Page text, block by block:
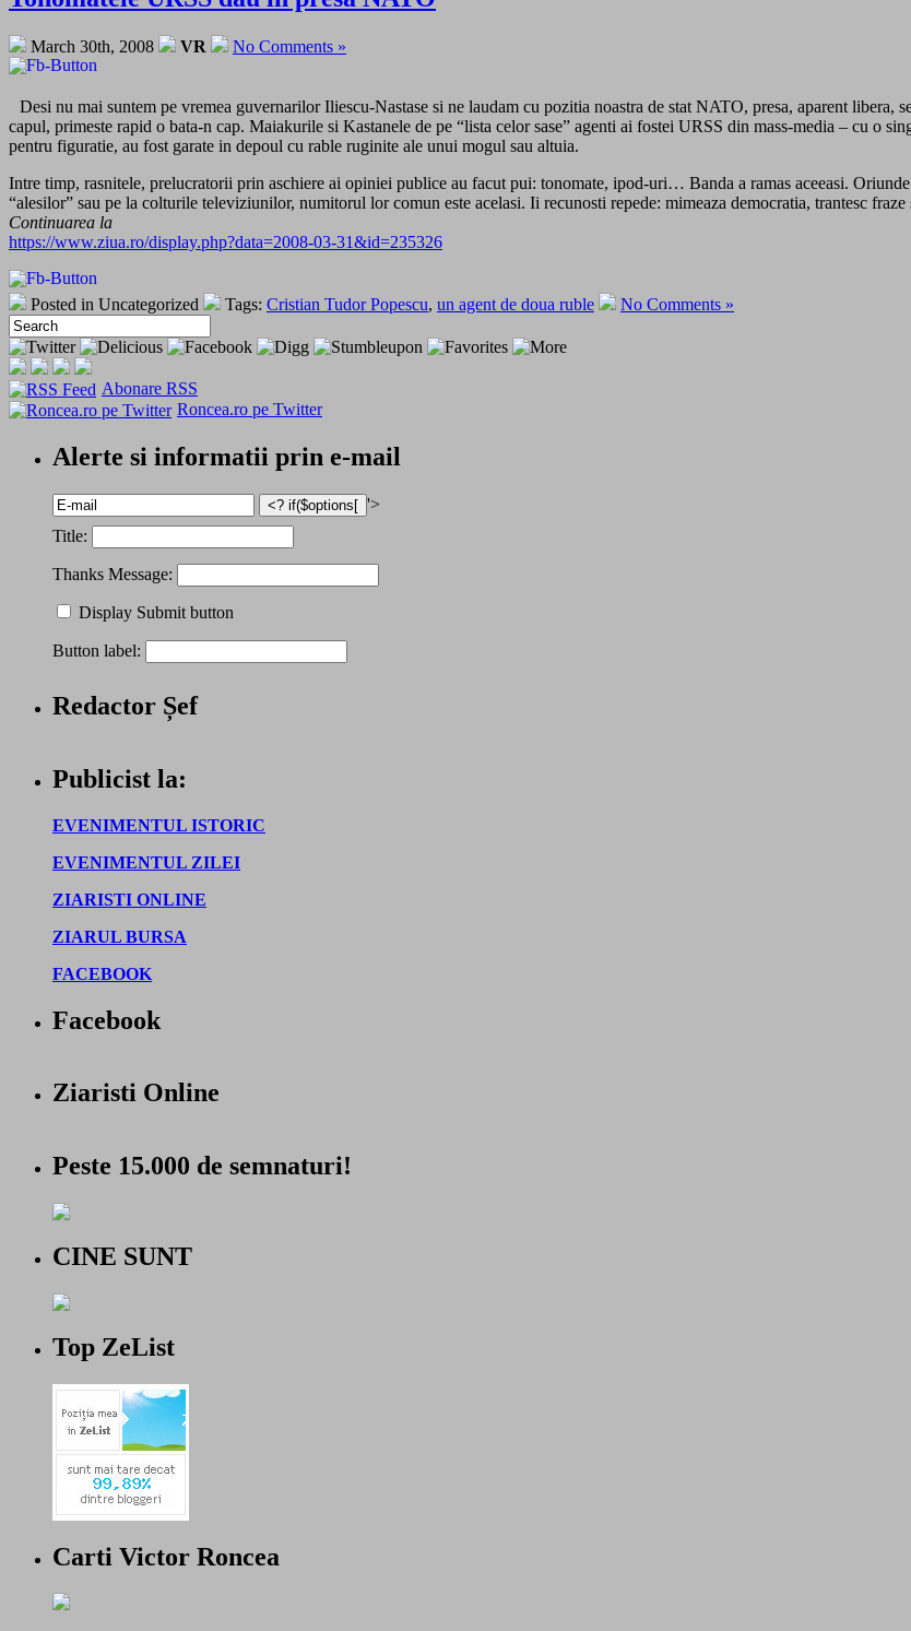
March 30th, 2008 VR No Comments »
Desi nu mai suntem pe vremea guvernarilor Iliescu-Nastase si ne laudam cu pozitia noastra de stat NATO, presa, aparent libera,
capul, primeste rapid o bata-n cap. Maiakurile si Kastanele de pe “lista celor sase” agenti ai fostei URSS din mass-media – cu o
pentru figuratie, au fost garate in depoul cu rable ruginite ale unui mogul sau altuia.
Intre timp, rasnitele, prelucratorii prin aschiere ai opiniei publice au facut pui: tonomate, ipod-uri… Banda a ramas aceeasi.
“alesilor” sau pe la colturile televiziunilor, numitorul lor comun este acelasi. Ii recunosti repede: mimeaza democratia, trantesc
Continuarea la
https://www.ziua.ro/display.php?data=2008-03-31&id=235326
Posted in Uncategorized Tags: Cristian Tudor Popescu, un agent de doua ruble No Comments »
Abonare RSS
Roncea.ro pe Twitter
Alerte si informatii prin e-mail
'>
Title:
Thanks Message:
Display Submit button
Button label:
Redactor Șef
Publicist la:
EVENIMENTUL ISTORIC
EVENIMENTUL ZILEI
ZIARISTI ONLINE
ZIARUL BURSA
FACEBOOK
Facebook
Ziaristi Online
Peste 15.000 de semnaturi!
CINE SUNT
Top ZeList
Carti Victor Roncea